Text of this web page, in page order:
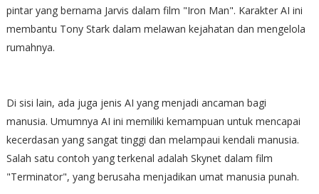
pintar yang bernama Jarvis dalam film "Iron Man". Karakter AI ini
membantu Tony Stark dalam melawan kejahatan dan mengelola
rumahnya.
Di sisi lain, ada juga jenis AI yang menjadi ancaman bagi
manusia. Umumnya AI ini memiliki kemampuan untuk mencapai
kecerdasan yang sangat tinggi dan melampaui kendali manusia.
Salah satu contoh yang terkenal adalah Skynet dalam film
"Terminator", yang berusaha menjadikan umat manusia punah.